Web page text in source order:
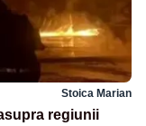
Stoica Marian
regiunii